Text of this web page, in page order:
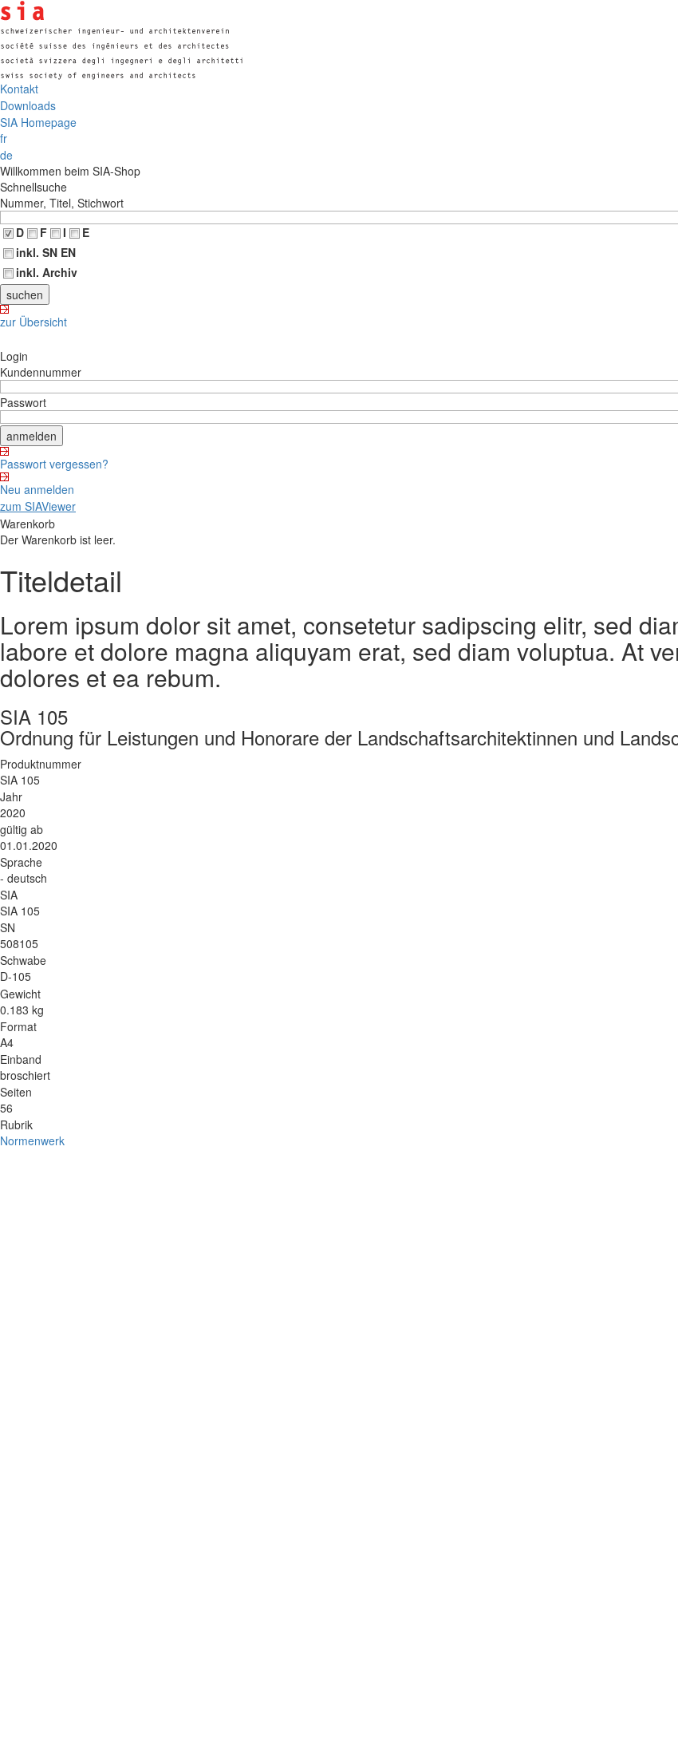
Kontakt
Downloads
SIA Homepage
fr
de
Willkommen beim SIA-Shop
Schnellsuche
Nummer, Titel, Stichwort
D
F I
E
inkl. SN EN
inkl. Archiv
zur Übersicht
Login
Kundennummer
Passwort
Passwort vergessen?
Neu anmelden
zum SIAViewer
Warenkorb
Der Warenkorb ist leer.
Titeldetail
Lorem ipsum dolor sit amet, consetetur sadipscing elitr, sed
labore et dolore magna aliquyam erat, sed diam voluptua. At
dolores et ea rebum.
SIA 105
Ordnung für Leistungen und Honorare der Landschaftsarchitektinnen und
Produktnummer
SIA 105
Jahr
2020
gültig ab
01.01.2020
Sprache
- deutsch
SIA
SIA 105
SN
508105
Schwabe
D-105
Gewicht
0.183 kg
Format
A4
Einband
broschiert
Seiten
56
Rubrik
Normenwerk